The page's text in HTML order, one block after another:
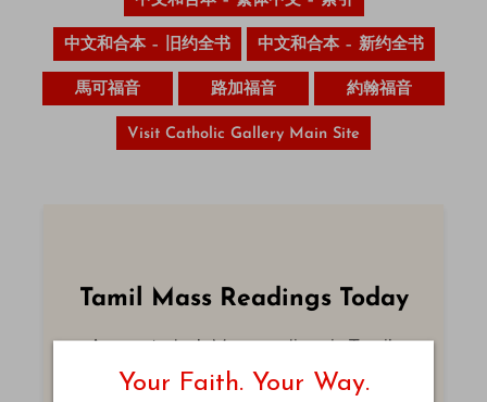
中文和合本 – 旧约全书 中文和合本 – 新约全书
馬可福音 路加福音 約翰福音
Visit Catholic Gallery Main Site
Tamil Mass Readings Today
Access today's Mass readings in Tamil.
Your Faith. Your Way.